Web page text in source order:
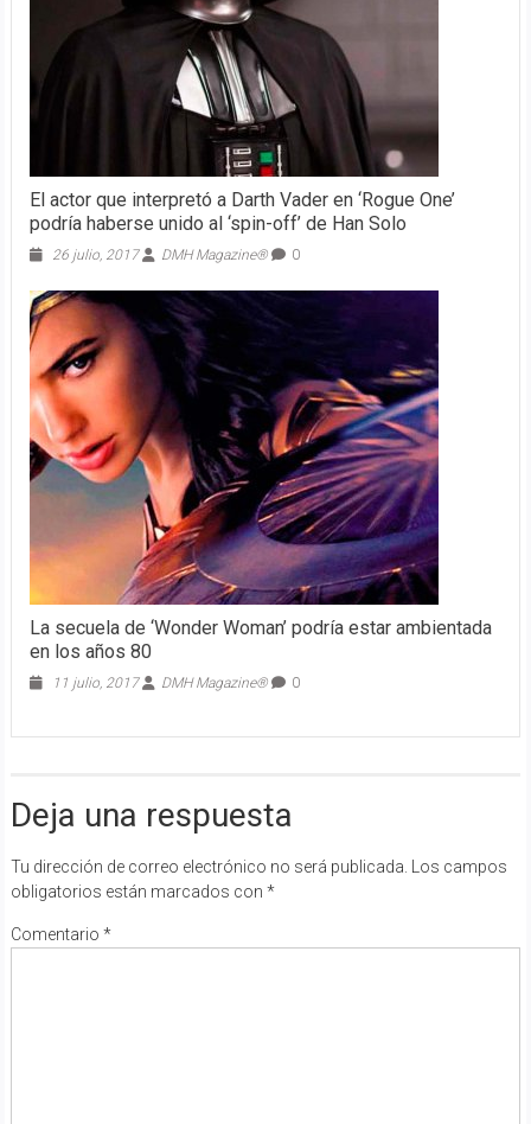
El actor que interpretó a Darth Vader en ‘Rogue One’
podría haberse unido al ‘spin-off’ de Han Solo
26 julio, 2017 DMH Magazine® 0
La secuela de ‘Wonder Woman’ podría estar ambientada
en los años 80
11 julio, 2017 DMH Magazine® 0
Deja una respuesta
Tu dirección de correo electrónico no será publicada.
Los campos
obligatorios están marcados con *
Comentario *